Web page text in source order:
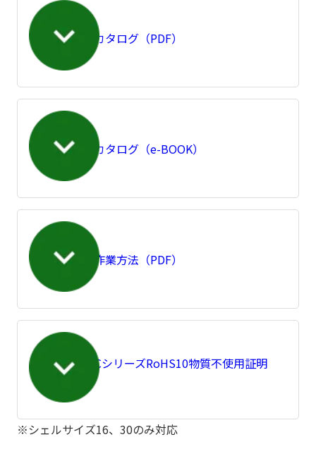
製品カタログ（PDF）
製品カタログ（e-BOOK）
結線作業方法（PDF）
NHVCシリーズRoHS10物質不使用証明
※シェルサイズ16、30のみ対応